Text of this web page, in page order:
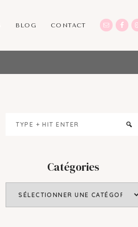
BLOG CONTACT
Catégories
Catégories